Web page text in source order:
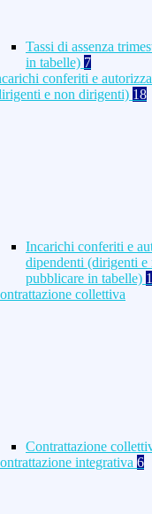
Tassi di assenza
in tabelle) 7
conferiti e
e non dirigenti) 18
Incarichi conferiti e
dipendenti (dirigenti
pubblicare in tabelle)
collettiva
Contrattazione
integrativa 6